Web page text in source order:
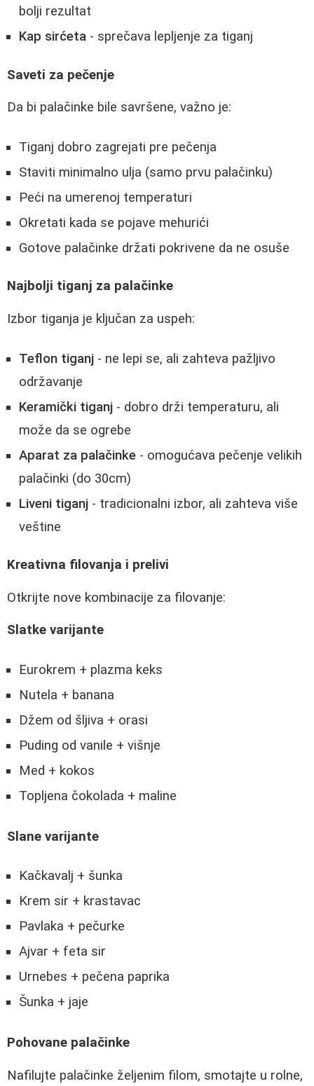
bolji rezultat
Kap sirćeta - sprečava lepljenje za tiganj
Saveti za pečenje
Da bi palačinke bile savršene, važno je:
Tiganj dobro zagrejati pre pečenja
Staviti minimalno ulja (samo prvu palačinku)
Peći na umerenoj temperaturi
Okretati kada se pojave mehurići
Gotove palačinke držati pokrivene da ne osuše
Najbolji tiganj za palačinke
Izbor tiganja je ključan za uspeh:
Teflon tiganj - ne lepi se, ali zahteva pažljivo
održavanje
Keramički tiganj - dobro drži temperaturu, ali
može da se ogrebe
Aparat za palačinke - omogućava pečenje velikih
palačinki (do 30cm)
Liveni tiganj - tradicionalni izbor, ali zahteva više
veštine
Kreativna filovanja i prelivi
Otkrijte nove kombinacije za filovanje:
Slatke varijante
Eurokrem + plazma keks
Nutela + banana
Džem od šljiva + orasi
Puding od vanile + višnje
Med + kokos
Topljena čokolada + maline
Slane varijante
Kačkavalj + šunka
Krem sir + krastavac
Pavlaka + pečurke
Ajvar + feta sir
Urnebes + pečena paprika
Šunka + jaje
Pohovane palačinke
Nafilujte palačinke željenim filom, smotajte u rolne,